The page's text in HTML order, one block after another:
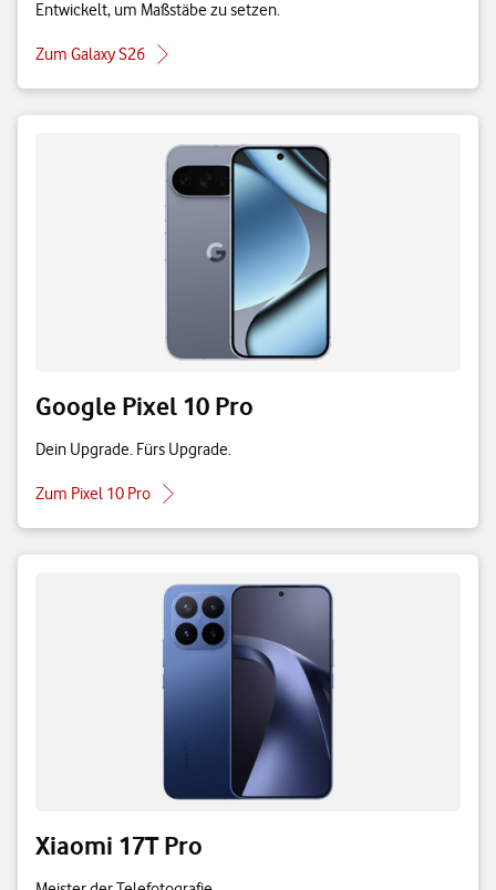
Entwickelt, um Maßstäbe zu setzen.
Zum Galaxy S26
Google Pixel 10 Pro
Dein Upgrade. Fürs Upgrade.
Zum Pixel 10 Pro
Xiaomi 17T Pro